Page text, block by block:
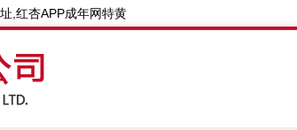
,红杏APP成年网特黄